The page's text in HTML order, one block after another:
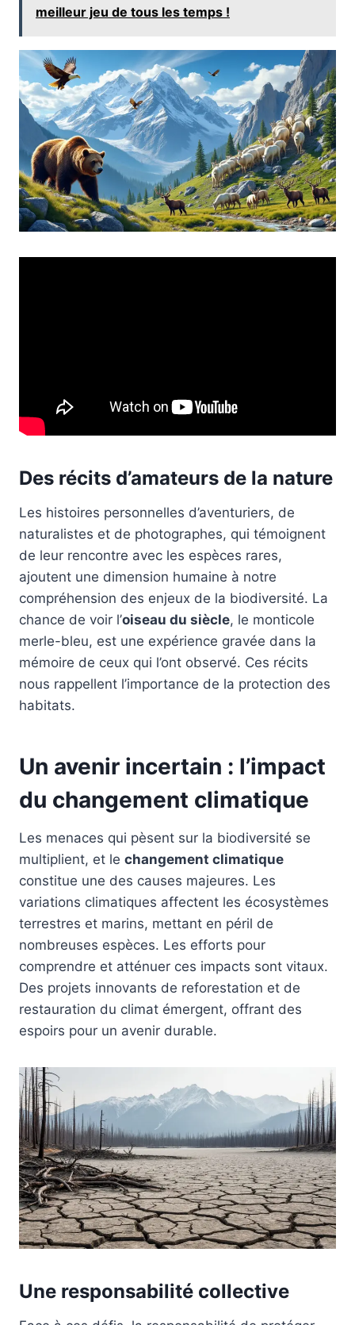
meilleur jeu de tous les temps !
Des récits d’amateurs de la nature
Les histoires personnelles d’aventuriers, de
naturalistes et de photographes, qui témoignent
de leur rencontre avec les espèces rares,
ajoutent une dimension humaine à notre
compréhension des enjeux de la biodiversité. La
chance de voir l’oiseau du siècle, le monticole
merle-bleu, est une expérience gravée dans la
mémoire de ceux qui l’ont observé. Ces récits
nous rappellent l’importance de la protection des
habitats.
Un avenir incertain : l’impact
du changement climatique
Les menaces qui pèsent sur la biodiversité se
multiplient, et le changement climatique
constitue une des causes majeures. Les
variations climatiques affectent les écosystèmes
terrestres et marins, mettant en péril de
nombreuses espèces. Les efforts pour
comprendre et atténuer ces impacts sont vitaux.
Des projets innovants de reforestation et de
restauration du climat émergent, offrant des
espoirs pour un avenir durable.
Une responsabilité collective